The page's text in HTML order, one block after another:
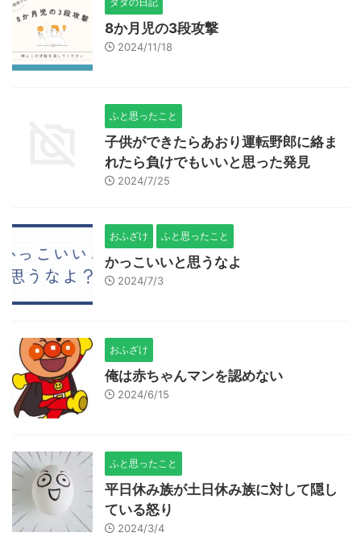
8か月児の3段攻撃
2024/11/18
ふと思ったこと
子供ができたらあおり運転野郎に絡ま
れたら負けでもいいと思った発見
2024/7/25
おふざけ ふと思ったこと
かっこいいと思うなよ
2024/7/3
おふざけ
俺は赤ちゃんマンを認めない
2024/6/15
ふと思ったこと
平日休み族が土日休み族に対して隠し
ている怒り
2024/3/4